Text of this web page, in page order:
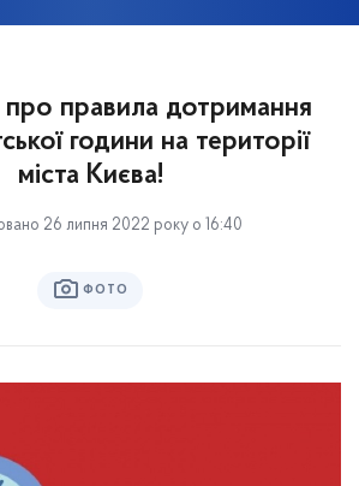
правила дотримання
години на території
міста Києва!
26 липня 2022 року о 16:40
ФОТО